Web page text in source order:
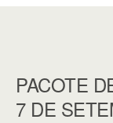
PACOTE
7 DE